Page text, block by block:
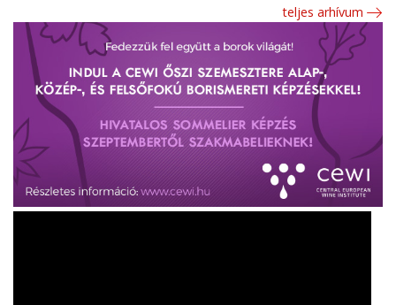
teljes arhívum